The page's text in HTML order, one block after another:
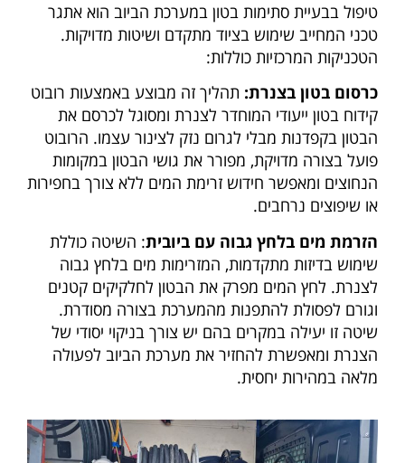
טיפול בבעיית סתימות בטון במערכת הביוב הוא אתגר
טכני המחייב שימוש בציוד מתקדם ושיטות מדויקות.
הטכניקות המרכזיות כוללות:
כרסום בטון בצנרת: תהליך זה מבוצע באמצעות רובוט
קידוח בטון ייעודי המוחדר לצנרת ומסוגל לכרסם את
הבטון בקפדנות מבלי לגרום נזק לצינור עצמו. הרובוט
פועל בצורה מדויקת, מפורר את גושי הבטון במקומות
הנחוצים ומאפשר חידוש זרימת המים ללא צורך בחפירות
או שיפוצים נרחבים.
הזרמת מים בלחץ גבוה עם ביובית: השיטה כוללת
שימוש בדיזות מתקדמות, המזרימות מים בלחץ גבוה
לצנרת. לחץ המים מפרק את הבטון לחלקיקים קטנים
וגורם לפסולת להתפנות מהמערכת בצורה מסודרת.
שיטה זו יעילה במקרים בהם יש צורך בניקוי יסודי של
הצנרת ומאפשרת להחזיר את מערכת הביוב לפעולה
מלאה במהירות יחסית.